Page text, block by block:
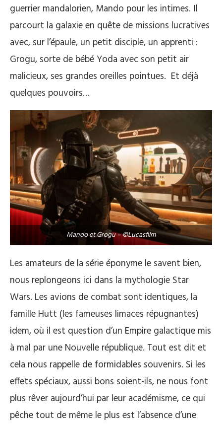
guerrier mandalorien, Mando pour les intimes. Il
parcourt la galaxie en quête de missions lucratives
avec, sur l’épaule, un petit disciple, un apprenti :
Grogu, sorte de bébé Yoda avec son petit air
malicieux, ses grandes oreilles pointues. Et déjà
quelques pouvoirs…
Mando et Grogu – ©Lucasfilm
Les amateurs de la série éponyme le savent bien,
nous replongeons ici dans la mythologie Star
Wars. Les avions de combat sont identiques, la
famille Hutt (les fameuses limaces répugnantes)
idem, où il est question d’un Empire galactique mis
à mal par une Nouvelle république. Tout est dit et
cela nous rappelle de formidables souvenirs. Si les
effets spéciaux, aussi bons soient-ils, ne nous font
plus rêver aujourd’hui par leur académisme, ce qui
pêche tout de même le plus est l’absence d’une